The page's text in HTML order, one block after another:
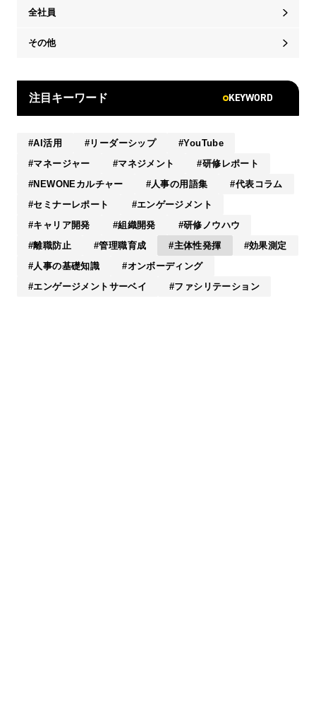
全社員
その他
注目キーワード KEYWORD
AI活用 リーダーシップ
YouTube
マネージャー
マネジメント
研修レポート
NEWONEカルチャー
人事の用語集
代表コラム
セミナーレポート
エンゲージメント
キャリア開発
組織開発
研修ノウハウ
離職防止
管理職育成 主体性発揮
効果測定
人事の基礎知識
オンボーディング
エンゲージメントサーベイ
ファシリテーション